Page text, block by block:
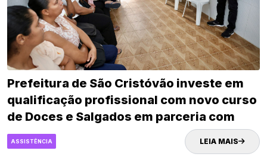
Prefeitura de São Cristóvão investe em
qualificação profissional com novo curso
de Doces e Salgados em parceria com
Senac
ASSISTÊNCIA LEIA MAIS